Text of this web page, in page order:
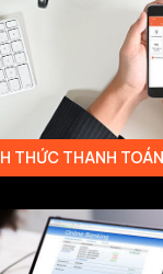
THỨC THANH TOÁN